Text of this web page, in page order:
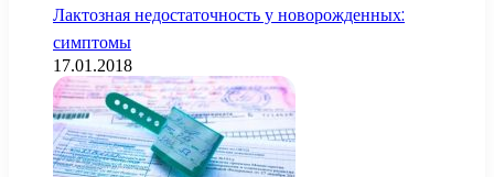
Лактозная недостаточность у новорожденных:
симптомы
17.01.2018